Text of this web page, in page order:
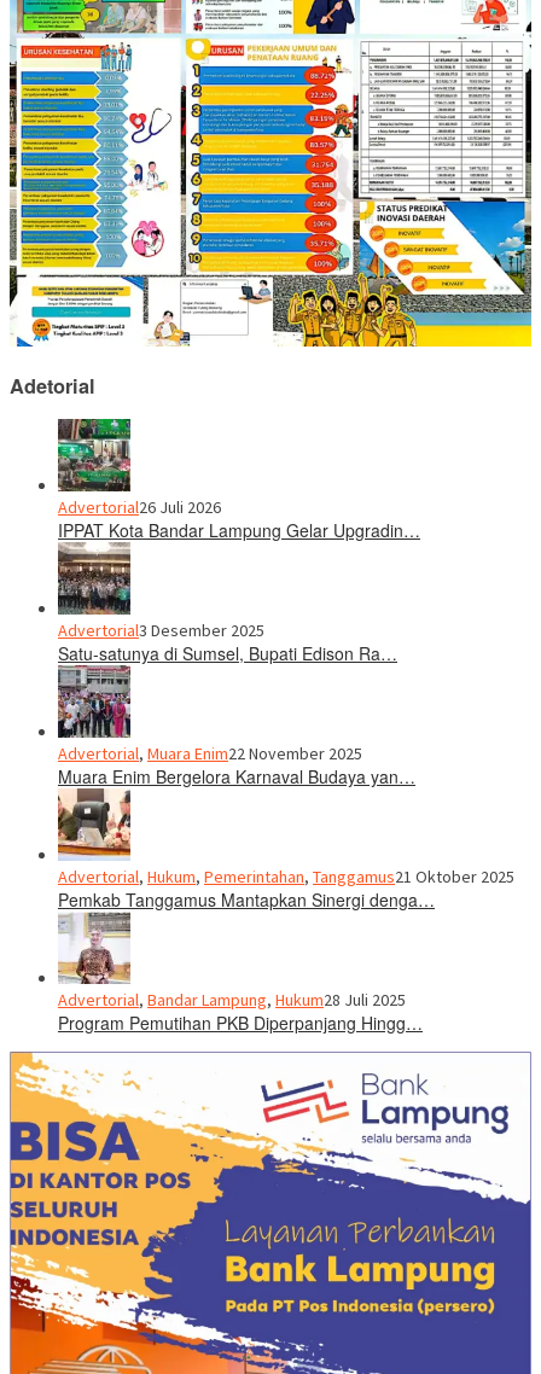
Adetorial
Advertorial26 Juli 2026
IPPAT Kota Bandar Lampung Gelar Upgradin…
Advertorial3 Desember 2025
Satu-satunya di Sumsel, Bupati Edison Ra…
Advertorial, Muara Enim22 November 2025
Muara Enim Bergelora Karnaval Budaya yan…
Advertorial, Hukum, Pemerintahan, Tanggamus21 Oktober 2025
Pemkab Tanggamus Mantapkan Sinergi denga…
Advertorial, Bandar Lampung, Hukum28 Juli 2025
Program Pemutihan PKB Diperpanjang Hingg…